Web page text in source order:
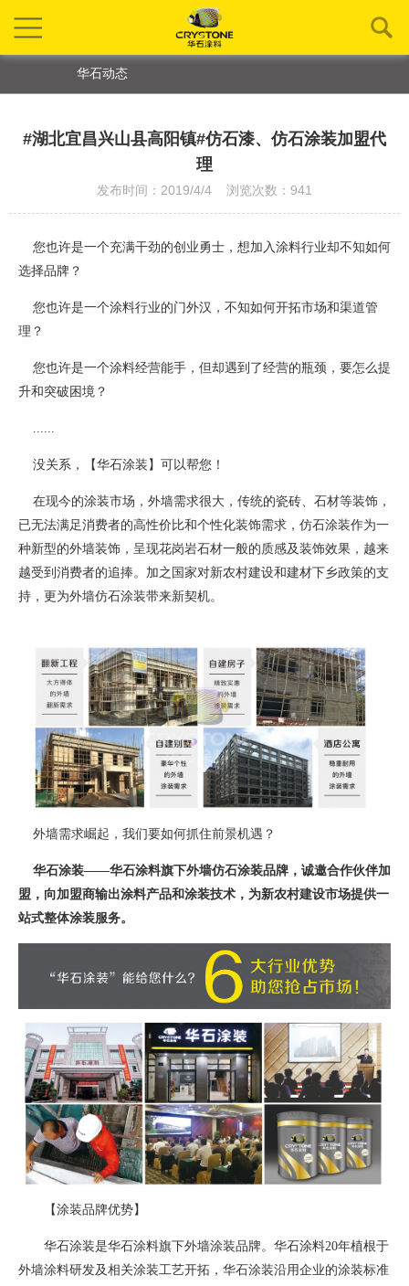
华石动态
#湖北宜昌兴山县高阳镇#仿石漆、仿石涂装加盟代
理
发布时间：2019/4/4 浏览次数：941
您也许是一个充满干劲的创业勇士，想加入涂料行业却不知如何
选择品牌？
您也许是一个涂料行业的门外汉，不知如何开拓市场和渠道管
理？
您也许是一个涂料经营能手，但却遇到了经营的瓶颈，要怎么提
升和突破困境？
......
没关系，【华石涂装】可以帮您！
在现今的涂装市场，外墙需求很大，传统的瓷砖、石材等装饰，
已无法满足消费者的高性价比和个性化装饰需求，仿石涂装作为一
种新型的外墙装饰，呈现花岗岩石材一般的质感及装饰效果，越来
越受到消费者的追捧。加之国家对新农村建设和建材下乡政策的支
持，更为外墙仿石涂装带来新契机。
外墙需求崛起，我们要如何抓住前景机遇？
华石涂装——华石涂料旗下外墙仿石涂装品牌，诚邀合作伙伴加
盟，向加盟商输出涂料产品和涂装技术，为新农村建设市场提供一
站式整体涂装服务。
【涂装品牌优势】
华石涂装是华石涂料旗下外墙涂装品牌。华石涂料20年植根于
外墙涂料研发及相关涂装工艺开拓，华石涂装沿用企业的涂装标准